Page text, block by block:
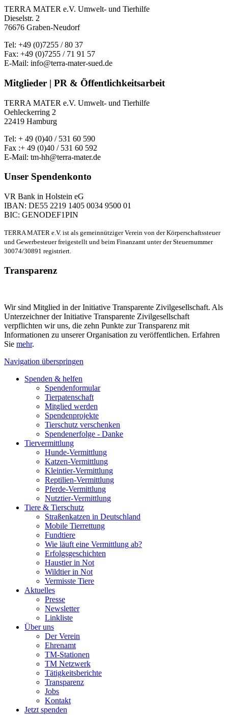
TERRA MATER e.V. Umwelt- und Tierhilfe
Dieselstr. 2
76676 Graben-Neudorf
Tel: +49 (0)7255 / 80 37
Fax: +49 (0)7255 / 71 91 57
E-Mail: info@terra-mater-sued.de
Mitglieder | PR & Öffentlichkeitsarbeit
TERRA MATER e.V. Umwelt- und Tierhilfe
Oehleckerring 2
22419 Hamburg
Tel: + 49 (0)40 / 531 60 590
Fax :+ 49 (0)40 / 531 60 592
E-Mail: tm-hh@terra-mater.de
Unser Spendenkonto
VR Bank in Holstein eG
IBAN: DE55 2219 1405 0034 9500 01
BIC: GENODEF1PIN
TERRA MATER e.V. ist als gemeinnütziger Verein von der Körperschaftssteuer
und Gewerbesteuer freigestellt und beim Finanzamt unter der Steuernummer
30074/30891 registriert.
Transparenz
Wir sind Mitglied in der Initiative Transparente Zivilgesellschaft. Als
Unterzeichner der Initiative Transparente Zivilgesellschaft
verpflichten wir uns, die zehn Punkte zur Transparenz mit
Informationen zu unserer Organisation zu veröffentlichen. Erfahren
Sie mehr.
Navigation überspringen
Spenden & helfen
Spendenformular
Tierpatenschaft
Mitglied werden
Spendenprojekte
Tierschutz verschenken
Spendenerfolge - Danke
Tiervermittlung
Hunde-Vermittlung
Katzen-Vermittlung
Kleintier-Vermittlung
Reptilien-Vermittlung
Pferde-Vermittlung
Nutztier-Vermittlung
Tiere & Tierschutz
Straßenkatzen in Deutschland
Mobile Tierrettung
Fundtiere
Wie läuft eine Vermittlung ab?
Erfolgsgeschichten
Haustier in Not
Wildtier in Not
Vermisste Tiere
Aktuelles
Presse
Newsletter
Linkliste
Über uns
Der Verein
Ehrenamt
TM-Stationen
TM Netzwerk
Tätigkeitsberichte
Transparenz
Jobs
Kontakt
Jetzt spenden